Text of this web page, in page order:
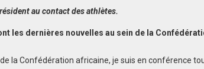
au contact des athlètes.
les dernières nouvelles au sein de la
la Confédération africaine, je suis en conférence